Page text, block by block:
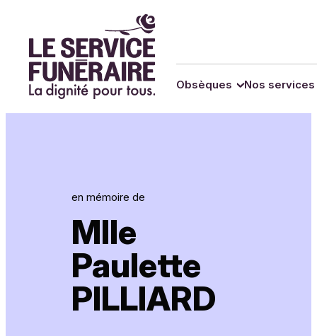
Obsèques Nos services
en mémoire de
Mlle
Paulette
PILLIARD